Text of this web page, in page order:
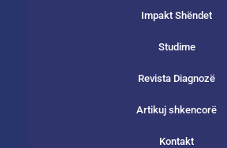
Impakt Shëndet
Studime
Revista Diagnozë
Artikuj shkencorë
Kontakt